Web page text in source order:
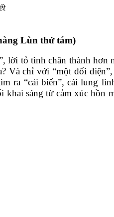
Lùn thứ tám)
lời tỏ tình chân thành hơn
Và chỉ với “một đối
ra “cái biến”, cái lung
sáng từ cảm xúc hồn